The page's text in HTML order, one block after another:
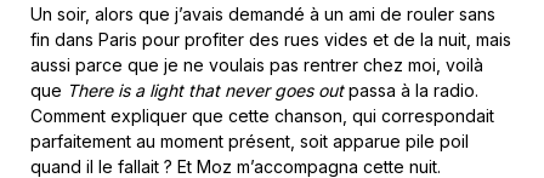
Un soir, alors que j’avais demandé à un ami de rouler sans
fin dans Paris pour profiter des rues vides et de la nuit, mais
aussi parce que je ne voulais pas rentrer chez moi, voilà
que There is a light that never goes outpassa à la radio.
Comment expliquer que cette chanson, qui correspondait
parfaitement au moment présent, soit apparue pile poil
quand il le fallait ? Et Moz m’accompagna cette nuit.